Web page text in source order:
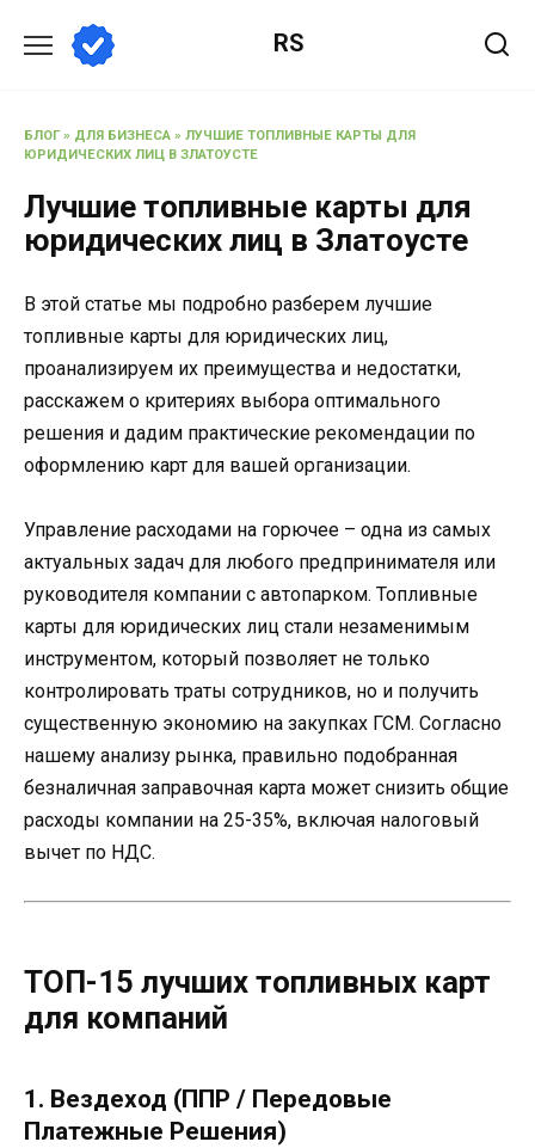
содержанию
RS
БЛОГ» ДЛЯ БИЗНЕСА » ЛУЧШИЕ ТОПЛИВНЫЕ КАРТЫ ДЛЯ
ЮРИДИЧЕСКИХ ЛИЦ В ЗЛАТОУСТЕ
Лучшие топливные карты для
юридических лиц в Златоусте
В этой статье мы подробно разберем лучшие
топливные карты для юридических лиц,
проанализируем их преимущества и недостатки,
расскажем о критериях выбора оптимального
решения и дадим практические рекомендации по
оформлению карт для вашей организации.
Управление расходами на горючее – одна из самых
актуальных задач для любого предпринимателя или
руководителя компании с автопарком. Топливные
карты для юридических лиц стали незаменимым
инструментом, который позволяет не только
контролировать траты сотрудников, но и получить
существенную экономию на закупках ГСМ. Согласно
нашему анализу рынка, правильно подобранная
безналичная заправочная карта может снизить общие
расходы компании на 25-35%, включая налоговый
вычет по НДС.
ТОП-15 лучших топливных карт
для компаний
1. Вездеход (ППР / Передовые
Платежные Решения)